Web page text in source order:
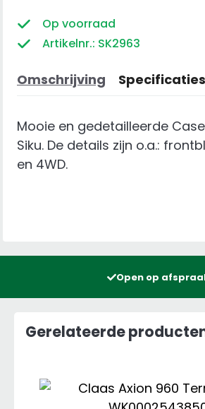
150
aantal
Op voorraad
Artikelnr.: SK2963
Omschrijving Specificaties
Mooie en gedetailleerde Case
Siku. De details zijn o.a.:
en 4WD.
Open op
Gerelateerde